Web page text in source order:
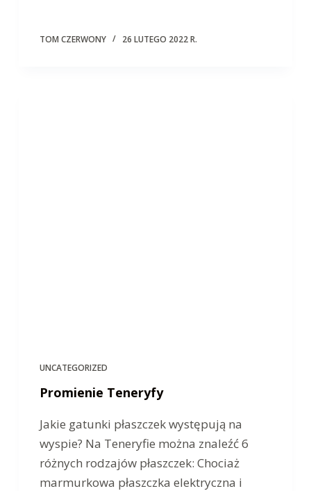
TOM CZERWONY 26 LUTEGO 2022 R.
UNCATEGORIZED
Promienie Teneryfy
Jakie gatunki płaszczek występują na
wyspie? Na Teneryfie można znaleźć 6
różnych rodzajów płaszczek: Chociaż
marmurkowa płaszczka elektryczna i